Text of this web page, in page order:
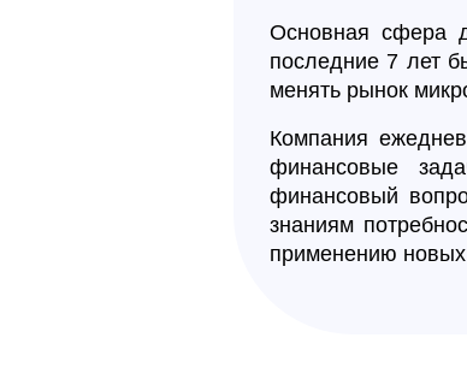
Основная сфера
последние 7 лет
менять рынок
Компания
финансовые
финансовый
знаниям
применению новых